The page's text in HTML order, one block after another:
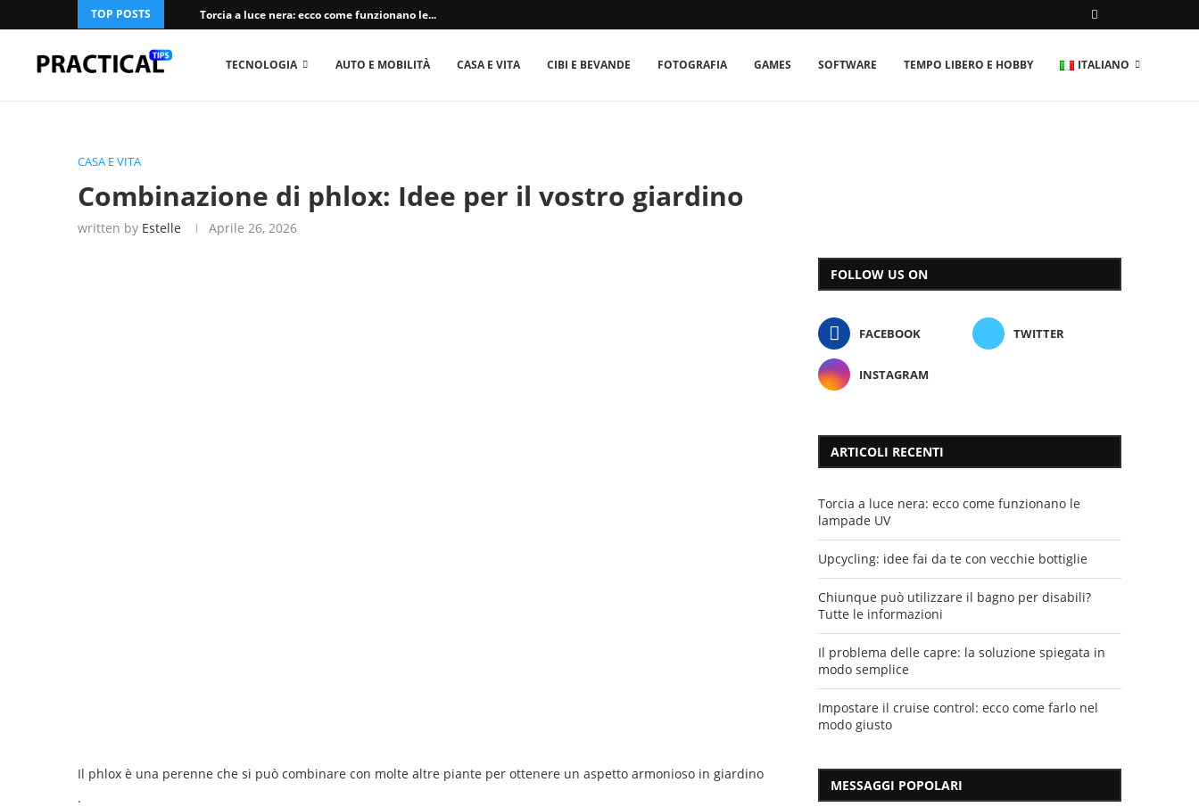
TOP POSTS Torcia a luce nera: ecco come funzionano le...
TECNOLOGIA AUTO E MOBILITÀ CASA E VITA CIBI E BEVANDE FOTOGRAFIA GAMES SOFTWARE TEMPO LIBERO E HOBBY ITALIANO
CASA E VITA
Combinazione di phlox: Idee per il vostro giardino
written by Estelle Aprile 26, 2026
Il phlox è una perenne che si può combinare con molte altre piante per ottenere un aspetto armonioso in giardino
.
FOLLOW US ON
FACEBOOK TWITTER
INSTAGRAM
ARTICOLI RECENTI
Torcia a luce nera: ecco come funzionano le
lampade UV
Upcycling: idee fai da te con vecchie bottiglie
Chiunque può utilizzare il bagno per disabili?
Tutte le informazioni
Il problema delle capre: la soluzione spiegata in
modo semplice
Impostare il cruise control: ecco come farlo nel
modo giusto
MESSAGGI POPOLARI